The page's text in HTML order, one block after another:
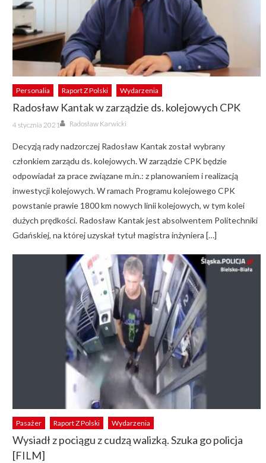
Personalia Raport Z Polski Wydarzenia
Radosław Kantak w zarządzie ds. kolejowych CPK
Posted
on
4 stycznia 2021 Author
Radosław Karwicki
Decyzją rady nadzorczej Radosław Kantak został wybrany
członkiem zarządu ds. kolejowych. W zarządzie CPK będzie
odpowiadał za prace związane m.in.: z planowaniem i realizacją
inwestycji kolejowych. W ramach Programu kolejowego CPK
powstanie prawie 1800 km nowych linii kolejowych, w tym kolei
dużych prędkości. Radosław Kantak jest absolwentem Politechniki
Gdańskiej, na której uzyskał tytuł magistra inżyniera […]
Pasażer Raport Z Polski Wydarzenia
Wysiadł z pociągu z cudzą walizką. Szuka go policja
[FILM]